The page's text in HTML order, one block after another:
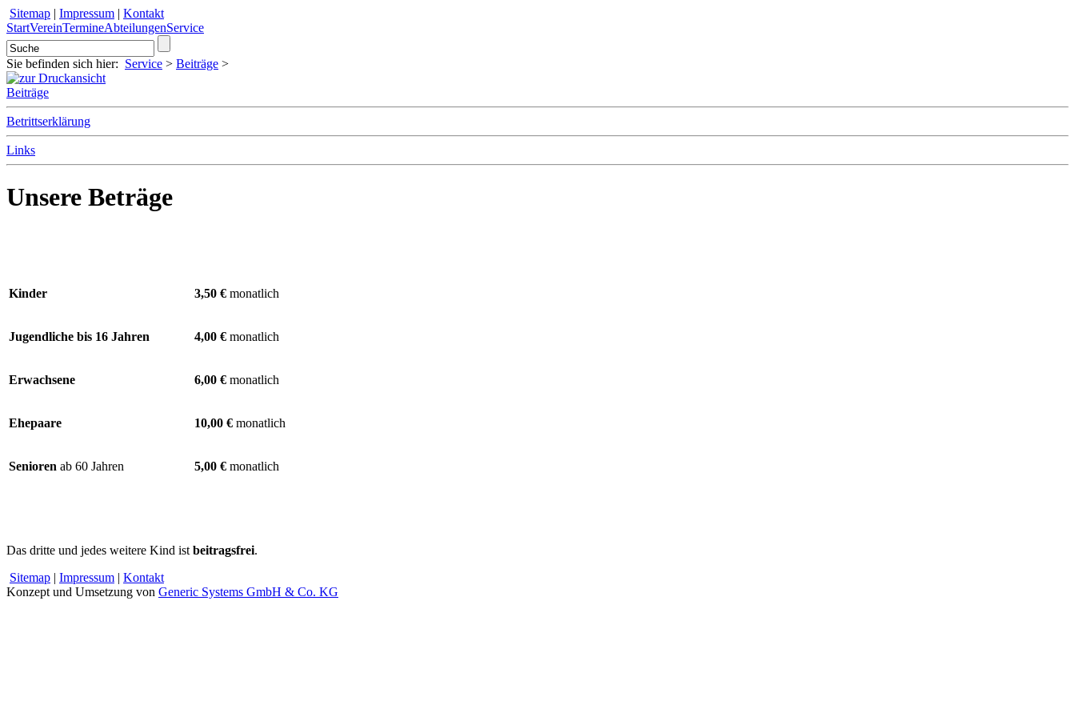
Sitemap | Impressum | Kontakt
StartVereinTermineAbteilungenService
Sie befinden sich hier: Service > Beiträge >
Beiträge
Betrittserklärung
Links
Unsere Beträge
Kinder 3,50 € monatlich
Jugendliche bis 16 Jahren 4,00 € monatlich
Erwachsene 6,00 € monatlich
Ehepaare 10,00 € monatlich
Senioren ab 60 Jahren 5,00 € monatlich
Das dritte und jedes weitere Kind ist beitragsfrei.
Sitemap | Impressum | Kontakt
Konzept und Umsetzung von Generic Systems GmbH & Co. KG